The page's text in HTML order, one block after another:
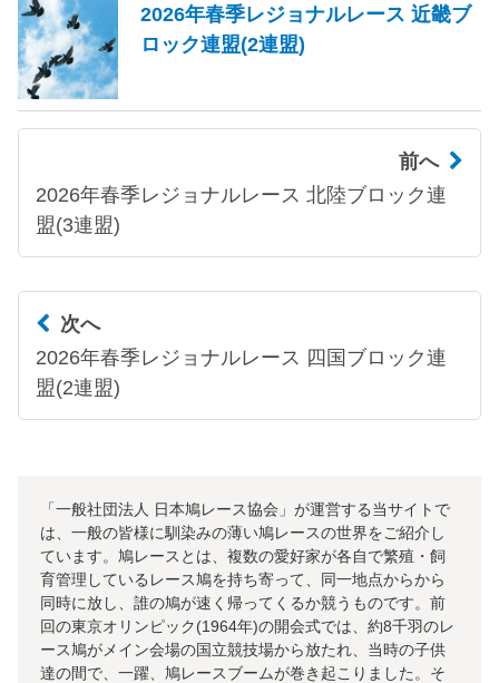
2026年春季レジョナルレース 近畿ブ
ロック連盟(2連盟)
前へ
2026年春季レジョナルレース 北陸ブロック連
盟(3連盟)
次へ
2026年春季レジョナルレース 四国ブロック連
盟(2連盟)
「一般社団法人 日本鳩レース協会」が運営する当サイトで
は、一般の皆様に馴染みの薄い鳩レースの世界をご紹介し
ています。鳩レースとは、複数の愛好家が各自で繁殖・飼
育管理しているレース鳩を持ち寄って、同一地点からから
同時に放し、誰の鳩が速く帰ってくるか競うものです。前
回の東京オリンピック(1964年)の開会式では、約8千羽のレ
ース鳩がメイン会場の国立競技場から放たれ、当時の子供
達の間で、一躍、鳩レースブームが巻き起こりました。そ